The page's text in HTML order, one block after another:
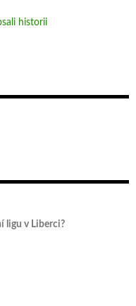
historii
ligu v Liberci?